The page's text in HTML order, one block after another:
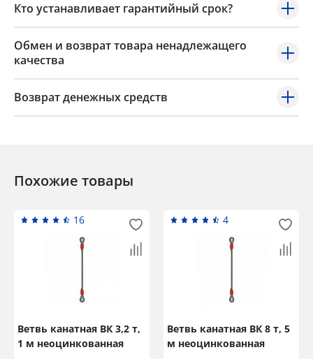
Кто устанавливает гарантийный срок?
Обмен и возврат товара ненадлежащего
качества
Возврат денежных средств
Похожие товары
16
Ветвь канатная ВК 3,2 т,
1 м неоцинкованная
4
Ветвь канатная ВК 8 т, 5
м неоцинкованная